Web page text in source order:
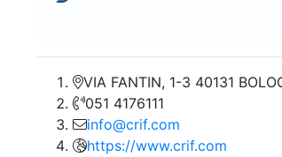
VIA FANTIN, 1-3 40131
051 4176111
info@crif.com
https://www.crif.com